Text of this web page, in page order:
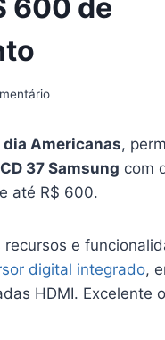
600 de
dia Americanas,
37 Samsung com
até R$ 600.
recursos e
digital integrado,
HDMI. Excelente